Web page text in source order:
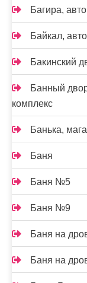
Багира,
Байкал,
Бакинский
Банный
комплекс
Банька,
Баня
Баня №5
Баня №9
Баня на
Баня на